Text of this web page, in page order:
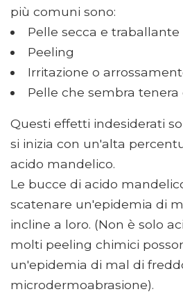
più comuni sono:
Pelle secca e traballante
Peeling
Irritazione o
Pelle che sembra tenera
Questi effetti indesiderati
si inizia con un'alta
acido mandelico.
Le bucce di acido
scatenare un'epidemia di
incline a loro. (Non è solo
molti peeling chimici
un'epidemia di mal di
microdermoabrasione).